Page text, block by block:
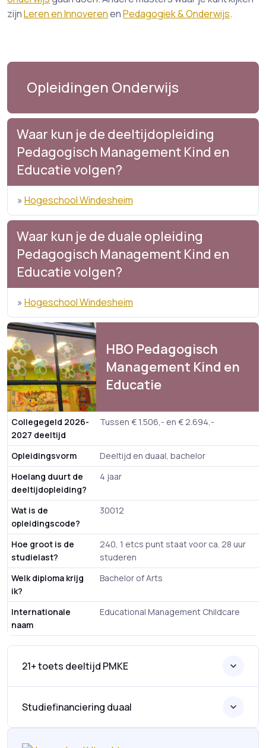
zijnLeren en InnoverenenPedagogiek & Onderwijs.
Opleidingen Onderwijs
Waar kun je de deeltijdopleiding
Pedagogisch Management Kind en
Educatie volgen?
» Hogeschool Windesheim
Waar kun je de duale opleiding
Pedagogisch Management Kind en
Educatie volgen?
» Hogeschool Windesheim
HBO Pedagogisch
Management Kind en
Educatie
Collegegeld 2026-
2027 deeltijd
Tussen € 1.506,- en € 2.694,-
Opleidingsvorm
Deeltijd en duaal, bachelor
Hoelang duurt de
deeltijdopleiding?
4 jaar
Wat is de
opleidingscode?
30012
Hoe groot is de
studielast?
240, 1 etcs punt staat voor ca. 28 uur
studeren
Welk diploma krijg
ik?
Bachelor of Arts
Internationale
naam
Educational Management Childcare
21+ toets deeltijd PMKE
Studiefinanciering duaal